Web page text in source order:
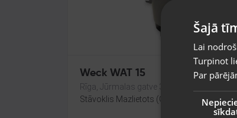
Weck WAT 15
Rīga, Jūrmalas gatve 30
Stāvoklis Mazlietots (Garantija 12 mēneši)
Šajā
Lai
Turpinot
Par